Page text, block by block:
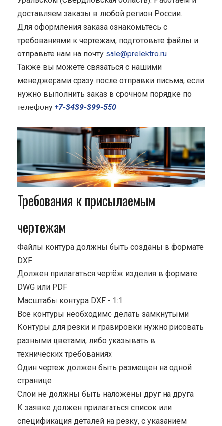
доставляем заказы в любой регион России.
Для оформления заказа ознакомьтесь с
требованиями к чертежам, подготовьте файлы и
отправьте нам на почту sale@prelektro.ru
Также вы можете связаться с нашими
менеджерами сразу после отправки письма, если
нужно выполнить заказ в срочном порядке по
телефону +7-3439-399-550
Требования к присылаемым
чертежам
Файлы контура должны быть созданы в формате
DXF
Должен прилагаться чертёж изделия в формате
DWG или PDF
Масштабы контура DXF - 1:1
Все контуры необходимо делать замкнутыми
Контуры для резки и гравировки нужно рисовать
разными цветами, либо указывать в
технических требованиях
Один чертеж должен быть размещен на одной
странице
Cлои не должны быть наложены друг на друга
К заявке должен прилагаться список или
спецификация деталей на резку, с указанием